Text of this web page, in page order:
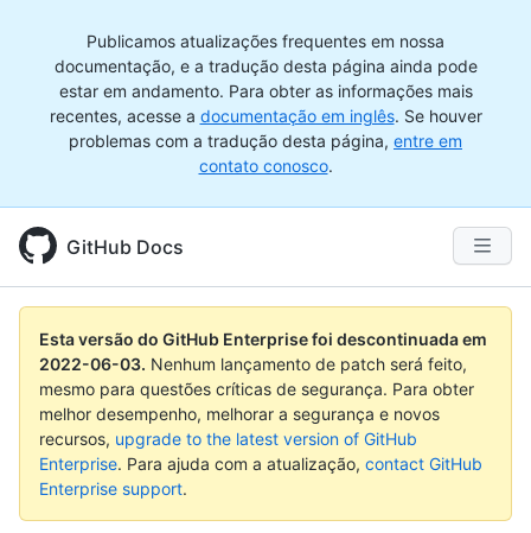
Publicamos atualizações frequentes em nossa
documentação, e a tradução desta página ainda pode
estar em andamento. Para obter as informações mais
recentes, acesse a documentação em inglês. Se houver
problemas com a tradução desta página, entre em
contato conosco.
GitHub Docs
Esta versão do GitHub Enterprise foi descontinuada em
2022-06-03. Nenhum lançamento de patch será feito,
mesmo para questões críticas de segurança. Para obter
melhor desempenho, melhorar a segurança e novos
recursos, upgrade to the latest version of GitHub
Enterprise. Para ajuda com a atualização, contact GitHub
Enterprise support.